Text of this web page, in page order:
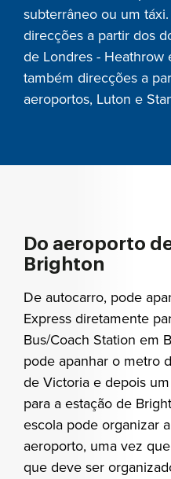
subterrâneo ou um
direcções a partir dos
de Londres - Heathrow
também direcções a
aeroportos, Luton e
Do aeroporto
Brighton
De autocarro, pode
Express diretamente
Bus/Coach Station em
pode apanhar o metro
de Victoria e depois
para a estação de
escola pode organizar
aeroporto, uma vez
que deve ser